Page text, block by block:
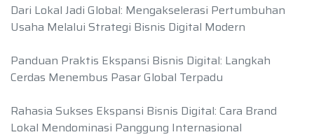
Dari Lokal Jadi Global: Mengakselerasi Pertumbuhan
Usaha Melalui Strategi Bisnis Digital Modern
Panduan Praktis Ekspansi Bisnis Digital: Langkah
Cerdas Menembus Pasar Global Terpadu
Rahasia Sukses Ekspansi Bisnis Digital: Cara Brand
Lokal Mendominasi Panggung Internasional